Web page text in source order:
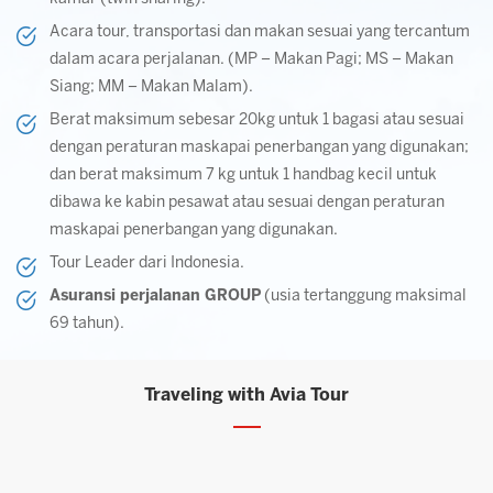
Acara tour, transportasi dan makan sesuai yang tercantum
dalam acara perjalanan. (MP – Makan Pagi; MS – Makan
Siang; MM – Makan Malam).
Berat maksimum sebesar 20kg untuk 1 bagasi atau sesuai
dengan peraturan maskapai penerbangan yang digunakan;
dan berat maksimum 7 kg untuk 1 handbag kecil untuk
dibawa ke kabin pesawat atau sesuai dengan peraturan
maskapai penerbangan yang digunakan.
Tour Leader dari Indonesia.
Asuransi perjalanan GROUP (usia tertanggung maksimal
69 tahun).
Traveling with Avia Tour